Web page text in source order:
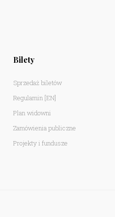
Bilety
Sprzedaż biletów
Regulamin [EN]
Plan widowni
Zamówienia publiczne
Projekty i fundusze